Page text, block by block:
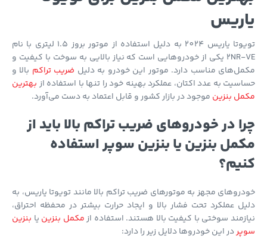
تویوتا یاریس 2024 به دلیل استفاده از موتور بروز 1.5 لیتری با نام
2NR-VE یکی از خودروهایی است که نیاز بالایی به سوخت با کیفیت و
مناسب دارد. موتور این خودرو به دلیل ضریب تراکم بالا و
به عدد اکتان، عملکرد بهینه خود را تنها با استفاده ازبهترین
بنزین موجود در بازار کشور و قابل اعتماد به دست می‌آورد.
در خودروهای ضریب تراکم بالا باید از
بنزین یا بنزین سوپر استفاده
مجهز به موتورهای ضریب تراکم بالا مانند تویوتا یاریس، به
عملکرد تحت فشار بالا و ایجاد حرارت بیشتر در محفظه احتراق،
سوختی با کیفیت بالا هستند. استفاده ازمکمل بنزین یابنزین
در این خودروها دلایل زیر را دارد: